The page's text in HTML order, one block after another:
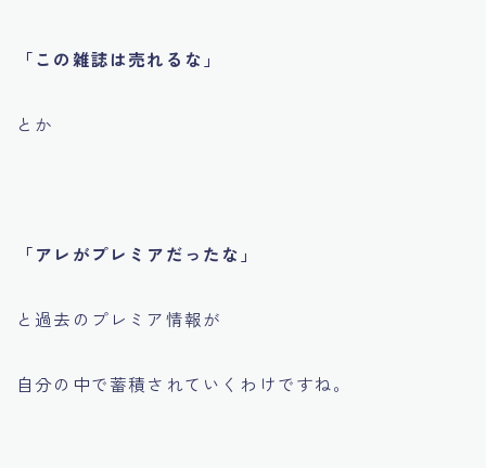
「この雑誌は売れるな」
とか
「アレがプレミアだったな」
と過去のプレミア情報が
自分の中で蓄積されていくわけですね。